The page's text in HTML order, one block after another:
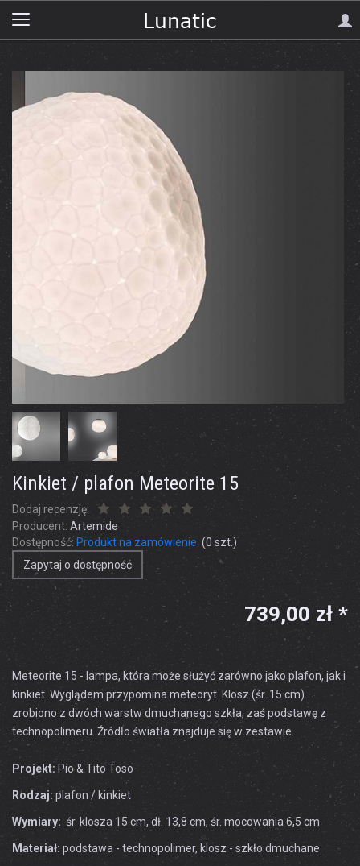
Kinkiet / plafon Meteorite 15
Dodaj recenzję:
Producent: Artemide
Dostępność: Produkt na zamówienie (0 szt.)
Zapytaj o dostępność
739,00 zł *
Meteorite 15 - lampa, która może służyć zarówno jako plafon, jak i
kinkiet. Wyglądem przypomina meteoryt. Klosz (śr. 15 cm)
zrobiono z dwóch warstw dmuchanego szkła, zaś podstawę z
technopolimeru. Źródło światła znajduje się w zestawie.
Projekt: Pio & Tito Toso
Rodzaj: plafon / kinkiet
Wymiary: śr. klosza 15 cm, dł. 13,8 cm, śr. mocowania 6,5 cm
Materiał: podstawa - technopolimer, klosz - szkło dmuchane